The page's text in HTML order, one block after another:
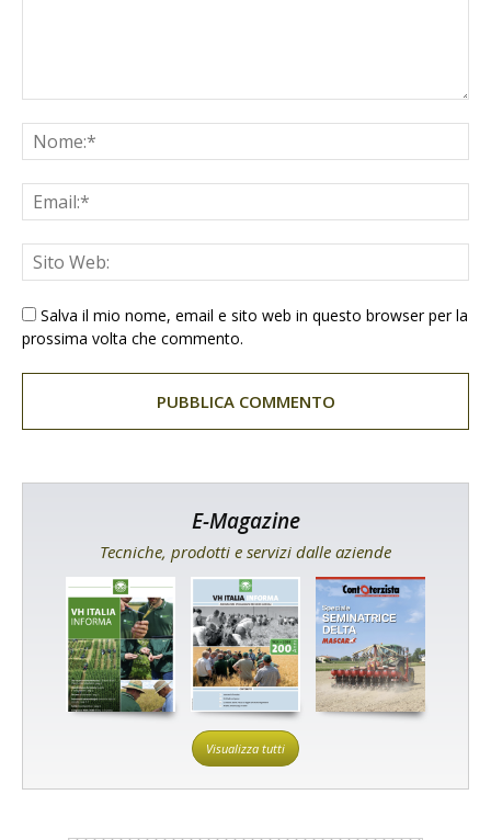
Salva il mio nome, email e sito web in questo browser per la
prossima volta che commento.
E-Magazine
Tecniche, prodotti e servizi dalle aziende
Visualizza tutti